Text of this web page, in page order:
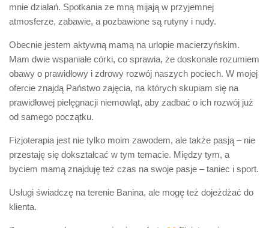
mnie działań. Spotkania ze mną mijają w przyjemnej
atmosferze, zabawie, a pozbawione są rutyny i nudy.
Obecnie jestem aktywną mamą na urlopie macierzyńskim.
Mam dwie wspaniałe córki, co sprawia, że doskonale rozumiem
obawy o prawidłowy i zdrowy rozwój naszych pociech. W mojej
ofercie znajdą Państwo zajęcia, na których skupiam się na
prawidłowej pielęgnacji niemowląt, aby zadbać o ich rozwój już
od samego początku.
Fizjoterapia jest nie tylko moim zawodem, ale także pasją – nie
przestaję się dokształcać w tym temacie. Między tym, a
byciem mamą znajduję też czas na swoje pasje – taniec i sport.
Usługi świadczę na terenie Banina, ale mogę też dojeżdżać do
klienta.